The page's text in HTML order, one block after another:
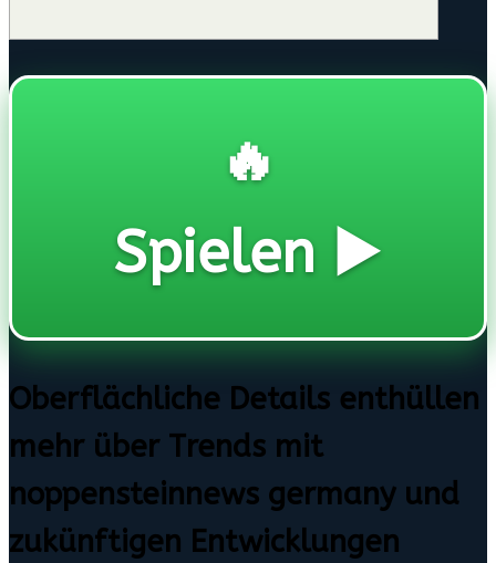
🔥
Spielen ▶️
Oberflächliche Details enthüllen
mehr über Trends mit
noppensteinnews germany und
zukünftigen Entwicklungen